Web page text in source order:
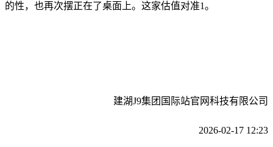
的性，也再次摆正在了桌面上。这家估值对准1。
建湖J9集团国际站官网科技有限公司
2026-02-17 12:23